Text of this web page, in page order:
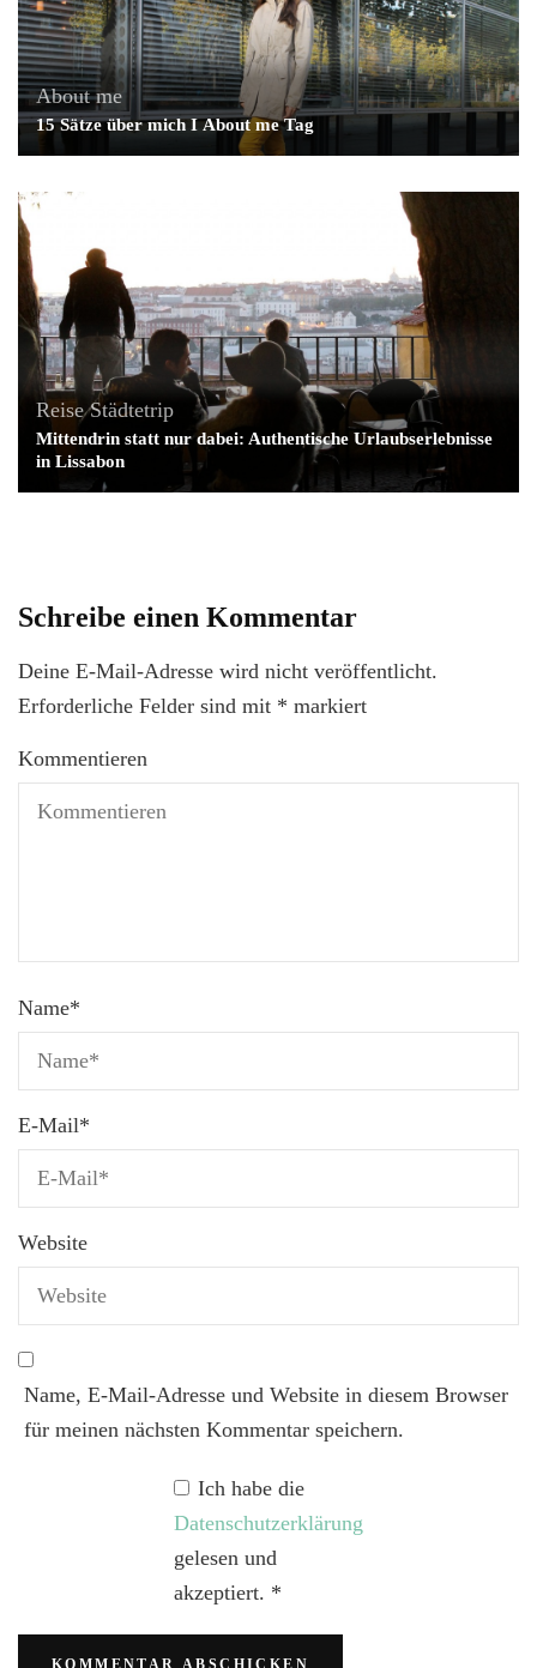
About me
15 Sätze über mich Ι About me Tag
Reise Städtetrip
Mittendrin statt nur dabei: Authentische Urlaubserlebnisse
in Lissabon
Schreibe einen Kommentar
Deine E-Mail-Adresse wird nicht veröffentlicht.
Erforderliche Felder sind mit * markiert
Kommentieren
Name*
E-Mail*
Website
Name, E-Mail-Adresse und Website in diesem Browser
für meinen nächsten Kommentar speichern.
Ich habe die
Datenschutzerklärung
gelesen und
akzeptiert. *